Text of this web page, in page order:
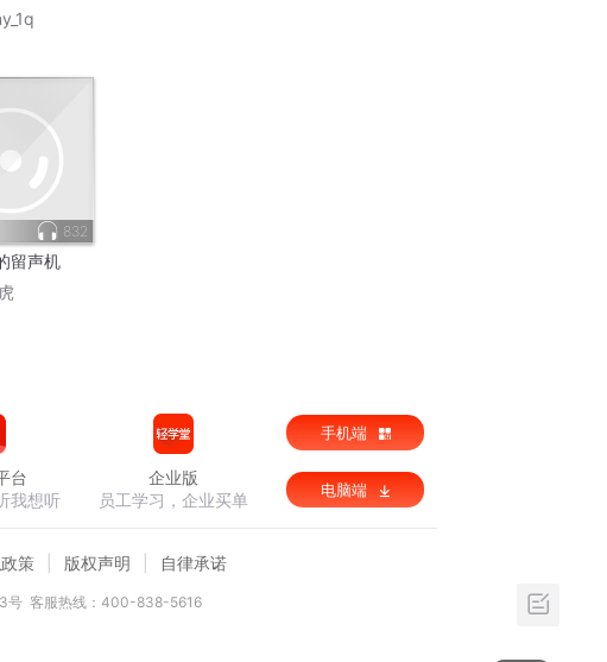
832
留声机
台
我想听
企业版
员工学习，企业买单
手机端
电脑端
策 版权声明 自律承诺
号 客服热线：400-838-5616